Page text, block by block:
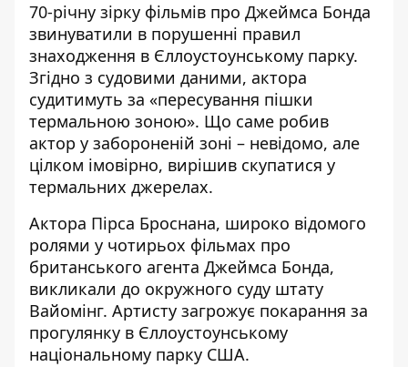
70-річну зірку фільмів про Джеймса Бонда
звинуватили в порушенні правил
знаходження в Єллоустоунському парку.
Згідно з судовими даними, актора
судитимуть за «пересування пішки
термальною зоною». Що саме робив
актор у забороненій зоні – невідомо, але
цілком імовірно, вирішив скупатися у
термальних джерелах.
Актора Пірса Броснана, широко відомого
ролями у чотирьох фільмах про
британського агента Джеймса Бонда,
викликали до окружного суду штату
Вайомінг. Артисту загрожує покарання за
прогулянку в Єллоустоунському
національному парку США.